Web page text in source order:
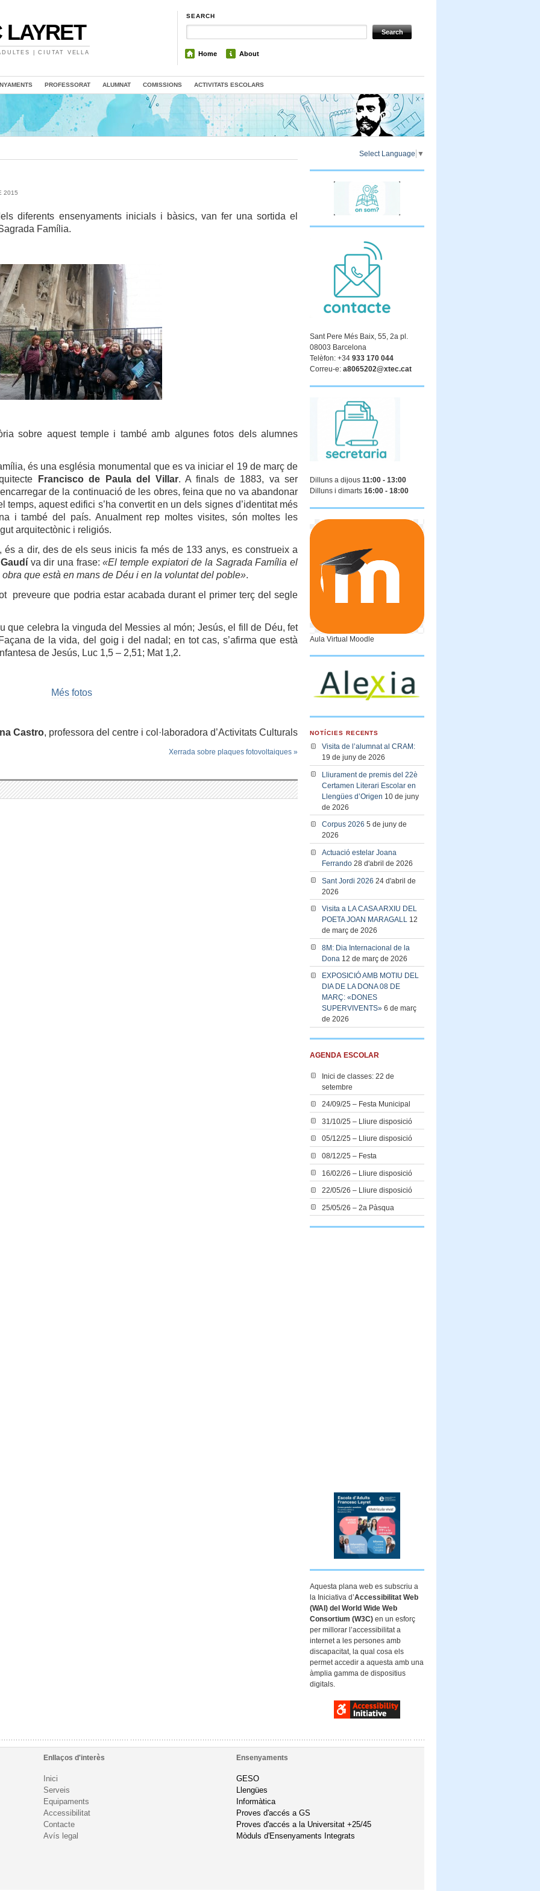
LAYRET
| CIUTAT VELLA
SEARCH
Home About
PROFESSORAT ALUMNAT COMISSIONS ACTIVITATS ESCOLARS
2015
diferents ensenyaments inicials i bàsics, van fer una sortida el
Família.
sobre aquest temple i també amb algunes fotos dels alumnes
és una església monumental que es va iniciar el 19 de març de
Francisco de Paula del Villar. A finals de 1883, va ser
de la continuació de les obres, feina que no va abandonar
temps, aquest edifici s’ha convertit en un dels signes d’identitat més
i també del país. Anualment rep moltes visites, són moltes les
arquitectònic i religiós.
és a dir, des de els seus inicis fa més de 133 anys, es construeix a
Gaudí va dir una frase:«El temple expiatori de la Sagrada Família el
que està en mans de Déu i en la voluntat del poble».
preveure que podria estar acabada durant el primer terç del segle
que celebra la vinguda del Messies al món; Jesús, el fill de Déu, fet
de la vida, del goig i del nadal; en tot cas, s’afirma que està
de Jesús, Luc 1,5 – 2,51; Mat 1,2.
Més fotos
Castro, professora del centre i col·laboradora d’Activitats Culturals
Xerrada sobre plaques fotovoltaiques »
Select Language ▼
Sant Pere Més Baix, 55, 2a pl.
08003 Barcelona
Telèfon: +34 933 170 044
Correu-e: a8065202@xtec.cat
Dilluns a dijous 11:00 - 13:00
Dilluns i dimarts 16:00 - 18:00
Aula Virtual Moodle
NOTÍCIES RECENTS
Visita de l’alumnat al CRAM:
19 de juny de 2026
Lliurament de premis del 22è
Certamen Literari Escolar en
Llengües d’Origen 10 de juny
de 2026
Corpus 2026 5 de juny de
2026
Actuació estelar Joana
Ferrando 28 d'abril de 2026
Sant Jordi 2026 24 d'abril de
2026
Visita a LA CASA ARXIU DEL
POETA JOAN MARAGALL 12
de març de 2026
8M: Dia Internacional de la
Dona 12 de març de 2026
EXPOSICIÓ AMB MOTIU DEL
DIA DE LA DONA 08 DE
MARÇ: «DONES
SUPERVIVENTS» 6 de març
de 2026
AGENDA ESCOLAR
Inici de classes: 22 de
setembre
24/09/25 – Festa Municipal
31/10/25 – Lliure disposició
05/12/25 – Lliure disposició
08/12/25 – Festa
16/02/26 – Lliure disposició
22/05/26 – Lliure disposició
25/05/26 – 2a Pàsqua
Aquesta plana web es subscriu a
la Iniciativa d’Accessibilitat Web
(WAI) del World Wide Web
Consortium (W3C) en un esforç
per millorar l’accessibilitat a
internet a les persones amb
discapacitat, la qual cosa els
permet accedir a aquesta amb una
àmplia gamma de dispositius
digitals.
Enllaços d'interès Ensenyaments
Inici
Serveis
Equipaments
Accessibilitat
Contacte
Avís legal
GESO
Llengües
Informàtica
Proves d'accés a GS
Proves d'accés a la Universitat +25/45
Mòduls d'Ensenyaments Integrats